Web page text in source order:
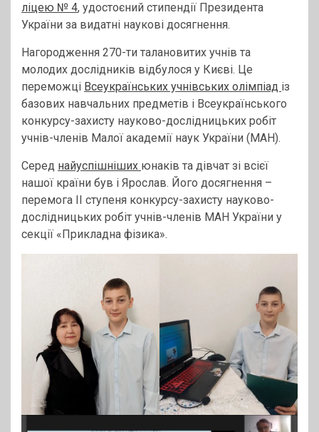
ліцею № 4, удостоєний стипендії Президента
України за видатні наукові досягнення.
Нагородження 270-ти талановитих учнів та
молодих дослідників відбулося у Києві. Це
переможці Всеукраїнських учнівських олімпіад із
базових навчальних предметів і Всеукраїнського
конкурсу-захисту науково-дослідницьких робіт
учнів-членів Малої академії наук України (МАН).
Серед найуспішніших юнаків та дівчат зі всієї
нашої країни був і Ярослав. Його досягнення –
перемога ІІ ступеня конкурсу-захисту науково-
дослідницьких робіт учнів-членів МАН України у
секції «Прикладна фізика».